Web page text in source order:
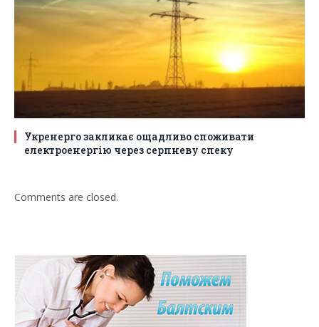
Укренерго закликає ощадливо споживати
електроенергію через серпневу спеку
Comments are closed.